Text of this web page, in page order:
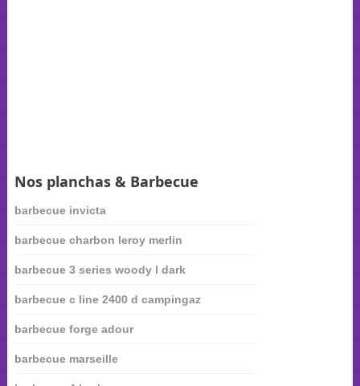
Nos planchas & Barbecue
barbecue invicta
barbecue charbon leroy merlin
barbecue 3 series woody l dark
barbecue c line 2400 d campingaz
barbecue forge adour
barbecue marseille